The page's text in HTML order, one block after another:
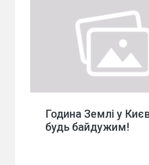
Година Землі у
будь байдужим!